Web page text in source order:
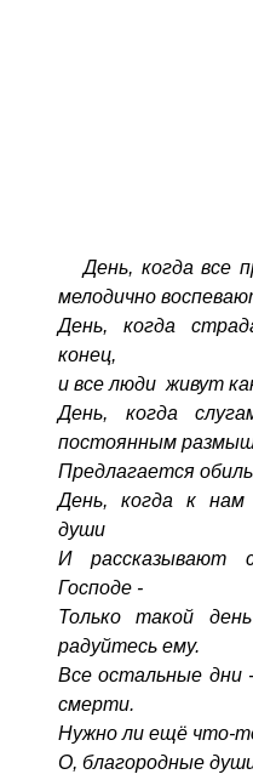
День, когда все
мелодично
День, когда
конец,
и все люди живут
День, когда
постоянным
Предлагается
День, когда к нам
души
И рассказывают
Господе -
Только такой
радуйтесь ему.
Все остальные дни
смерти.
Нужно ли ещё что-
О, благородные